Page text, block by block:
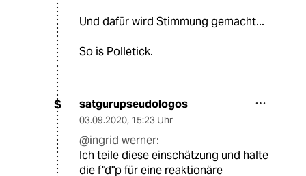
Und dafür wird Stimmung gemacht...
So is Polletick.
S satgurupseudologos
03.09.2020, 15:23 Uhr
@ingrid werner:
Ich teile diese einschätzung und halte
die f"d"p für eine reaktionäre